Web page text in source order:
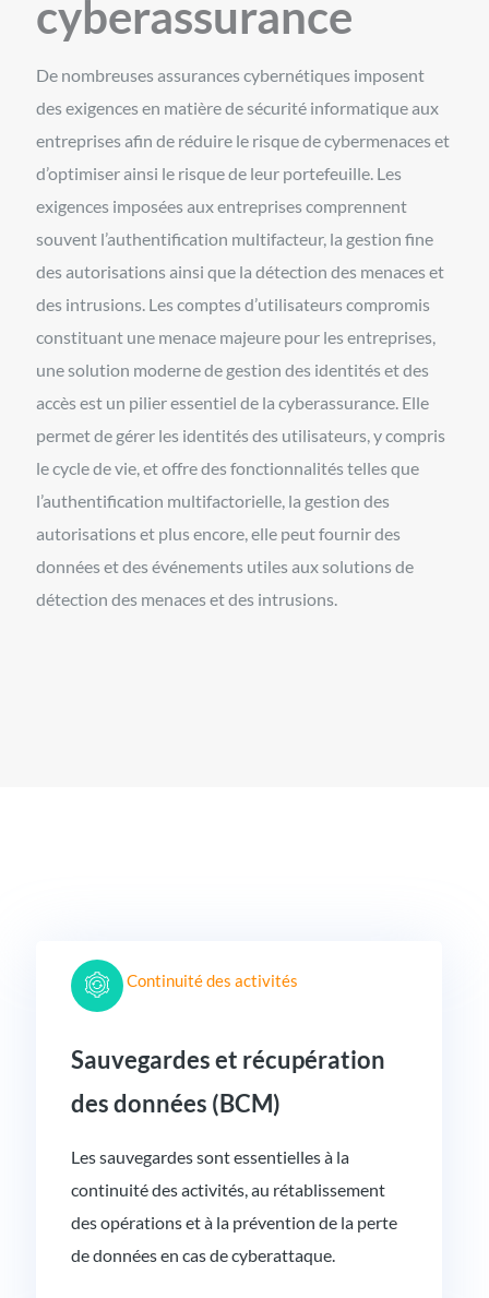
cyberassurance
De nombreuses assurances cybernétiques imposent
des exigences en matière de sécurité informatique aux
entreprises afin de réduire le risque de cybermenaces et
d’optimiser ainsi le risque de leur portefeuille. Les
exigences imposées aux entreprises comprennent
souvent l’authentification multifacteur, la gestion fine
des autorisations ainsi que la détection des menaces et
des intrusions. Les comptes d’utilisateurs compromis
constituant une menace majeure pour les entreprises,
une solution moderne de gestion des identités et des
accès est un pilier essentiel de la cyberassurance. Elle
permet de gérer les identités des utilisateurs, y compris
le cycle de vie, et offre des fonctionnalités telles que
l’authentification multifactorielle, la gestion des
autorisations et plus encore, elle peut fournir des
données et des événements utiles aux solutions de
détection des menaces et des intrusions.
Continuité des activités
Sauvegardes et récupération
des données (BCM)
Les sauvegardes sont essentielles à la
continuité des activités, au rétablissement
des opérations et à la prévention de la perte
de données en cas de cyberattaque.